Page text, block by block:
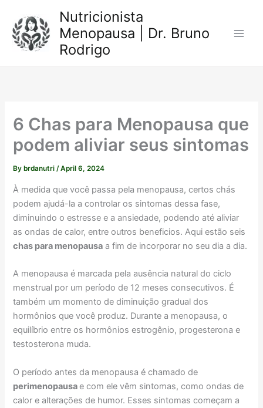
content
Nutricionista
Menopausa | Dr. Bruno
Rodrigo
6 Chas para Menopausa que
podem aliviar seus sintomas
By brdanutri/April 6, 2024
À medida que você passa pela menopausa, certos chás
podem ajudá-la a controlar os sintomas dessa fase,
diminuindo o estresse e a ansiedade, podendo até aliviar
as ondas de calor, entre outros beneficios. Aqui estão seis
chas para menopausa a fim de incorporar no seu dia a dia.
A menopausa é marcada pela ausência natural do ciclo
menstrual por um período de 12 meses consecutivos. É
também um momento de diminuição gradual dos
hormônios que você produz. Durante a menopausa, o
equilíbrio entre os hormônios estrogênio, progesterona e
testosterona muda.
O período antes da menopausa é chamado de
perimenopausae com ele vêm sintomas, como ondas de
calor e alterações de humor. Esses sintomas começam a